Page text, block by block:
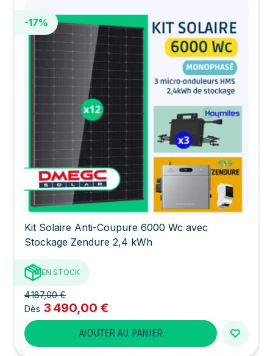
-17%
Kit Solaire Anti-Coupure 6000 Wc avec
Stockage Zendure 2,4 kWh
EN STOCK
4 187,00 €
Dès 3 490,00 €
AJOUTER AU PANIER